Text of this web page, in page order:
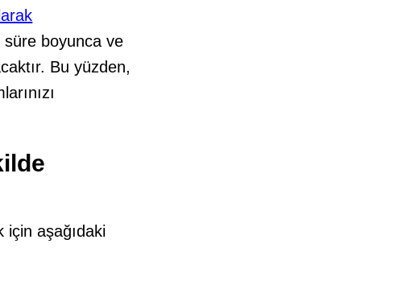
süre boyunca ve
Bu yüzden,
için aşağıdaki